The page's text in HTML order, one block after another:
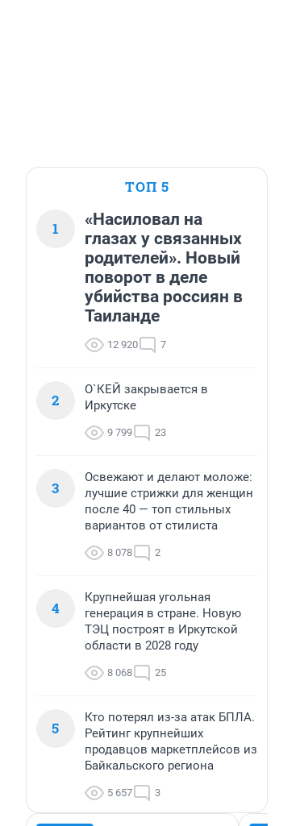
ТОП 5
1
«Насиловал на
глазах у связанных
родителей». Новый
поворот в деле
убийства россиян в
Таиланде
12 920 7
2
О`КЕЙ закрывается в
Иркутске
9 799 23
3
Освежают и делают моложе:
лучшие стрижки для женщин
после 40 — топ стильных
вариантов от стилиста
8 078 2
4
Крупнейшая угольная
генерация в стране. Новую
ТЭЦ построят в Иркутской
области в 2028 году
8 068 25
5
Кто потерял из-за атак БПЛА.
Рейтинг крупнейших
продавцов маркетплейсов из
Байкальского региона
5 657 3